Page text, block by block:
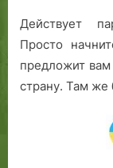
Действует
Просто
предложит вам
страну. Там же